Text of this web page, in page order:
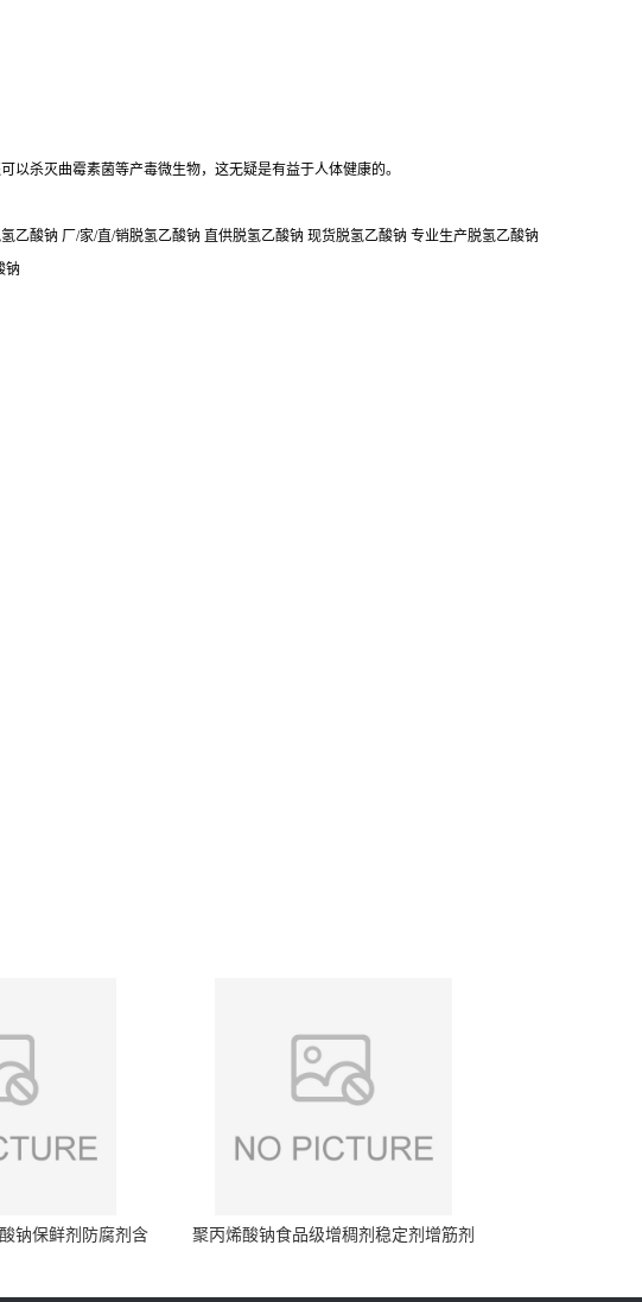
杀灭曲霉素菌等产毒微生物，这无疑是有益于人体健康的。
酸钠 厂/家/直/销脱氢乙酸钠 直供脱氢乙酸钠 现货脱氢乙酸钠 专业生产脱氢乙酸钠
钠
钠保鲜剂防腐剂含
聚丙烯酸钠食品级增稠剂稳定剂增筋剂